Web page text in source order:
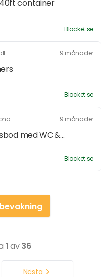
container
Blocket.se
9 månader
Blocket.se
9 månader
med WC &...
Blocket.se
1av36
Nästa